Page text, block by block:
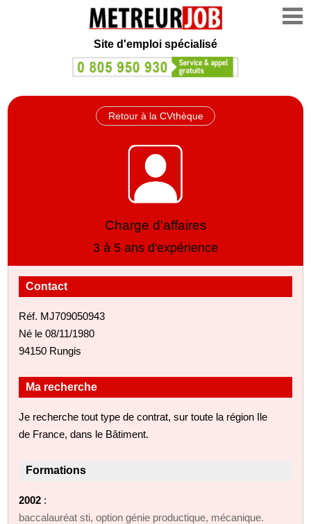
Site d'emploi spécialisé
Retour à la CVthèque
Charge d'affaires
3 à 5 ans d'expérience
Contact
Réf. MJ709050943
Né le 08/11/1980
94150 Rungis
Ma recherche
Je recherche tout type de contrat, sur toute la région Ile
de France, dans le Bâtiment.
Formations
2002 :
baccalauréat sti, option génie productique, mécanique.